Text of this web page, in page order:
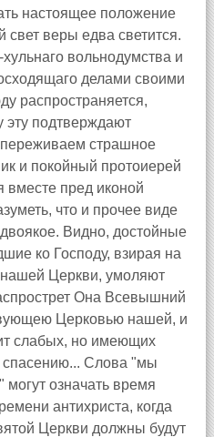
настоящее положение
веры едва светится.
вольнодумства и
делами своими
распространяется,
эту подтверждают
страшное
и покойный протоиерей
вместе пред иконой
что и прочее виде
Видно, достойные
ко Господу, взирая на
нашей Церкви, умоляют
Она Всевышний
Церковью нашей, и
слабых, но имеющих
спасению... Слова "мы
означать время
антихриста, когда
Церкви должны будут